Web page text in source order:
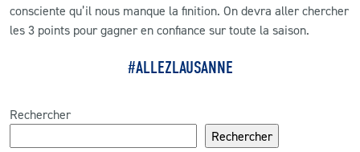
consciente qu’il nous manque la finition. On devra aller chercher
les 3 points pour gagner en confiance sur toute la saison.
#ALLEZLAUSANNE
Rechercher
Rechercher